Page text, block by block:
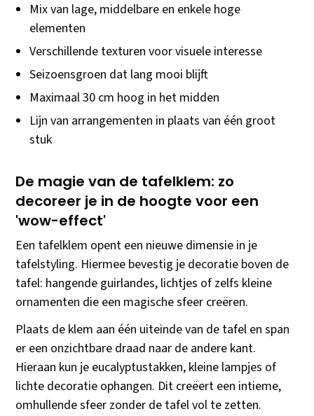
Mix van lage, middelbare en enkele hoge
elementen
Verschillende texturen voor visuele interesse
Seizoensgroen dat lang mooi blijft
Maximaal 30 cm hoog in het midden
Lijn van arrangementen in plaats van één groot
stuk
De magie van de tafelklem: zo
decoreer je in de hoogte voor een
'wow-effect'
Een tafelklem opent een nieuwe dimensie in je
tafelstyling. Hiermee bevestig je decoratie boven de
tafel: hangende guirlandes, lichtjes of zelfs kleine
ornamenten die een magische sfeer creëren.
Plaats de klem aan één uiteinde van de tafel en span
er een onzichtbare draad naar de andere kant.
Hieraan kun je eucalyptustakken, kleine lampjes of
lichte decoratie ophangen. Dit creëert een intieme,
omhullende sfeer zonder de tafel vol te zetten.